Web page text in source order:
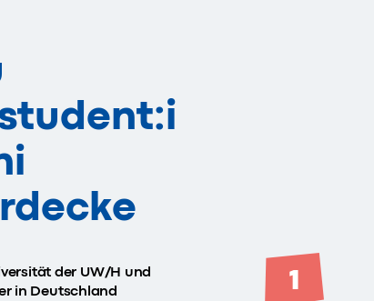
der UW/H und
in Deutschland
1